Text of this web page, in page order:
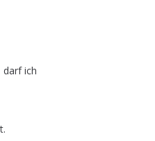
darf ich
.